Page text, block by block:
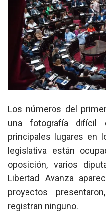
Los números del
una fotografía difícil
principales lugares en
legislativa están
oposición, varios
Libertad Avanza
proyectos
registran ninguno.